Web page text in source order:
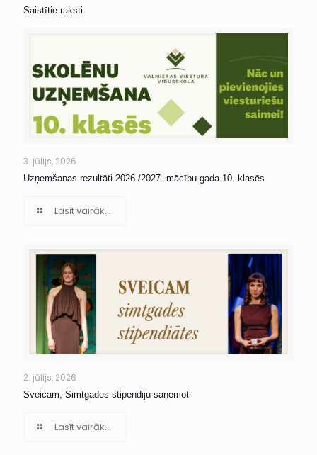
Saistītie raksti
3. jūlijs, 2026
Uzņemšanas rezultāti 2026./2027. mācību gada 10. klasēs
Lasīt vairāk...
2. jūlijs, 2026
Sveicam, Simtgades stipendiju saņemot
Lasīt vairāk...